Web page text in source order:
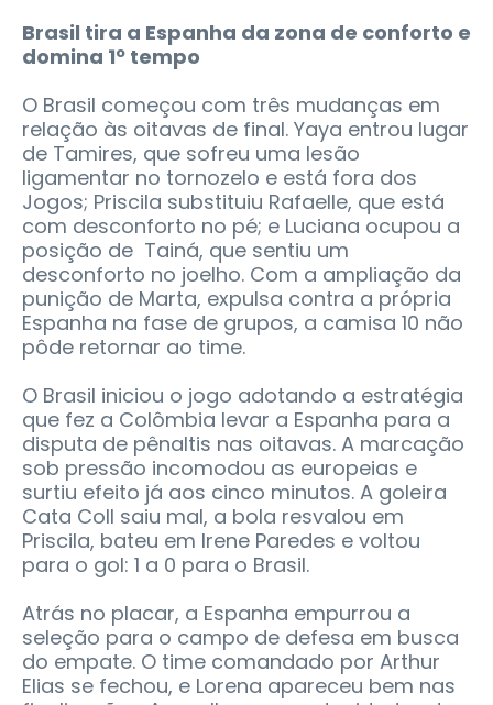
Brasil tira a Espanha da zona de conforto e
domina 1º tempo
O Brasil começou com três mudanças em
relação às oitavas de final. Yaya entrou lugar
de Tamires, que sofreu uma lesão
ligamentar no tornozelo e está fora dos
Jogos; Priscila substituiu Rafaelle, que está
com desconforto no pé; e Luciana ocupou a
posição de Tainá, que sentiu um
desconforto no joelho. Com a ampliação da
punição de Marta, expulsa contra a própria
Espanha na fase de grupos, a camisa 10 não
pôde retornar ao time.
O Brasil iniciou o jogo adotando a estratégia
que fez a Colômbia levar a Espanha para a
disputa de pênaltis nas oitavas. A marcação
sob pressão incomodou as europeias e
surtiu efeito já aos cinco minutos. A goleira
Cata Coll saiu mal, a bola resvalou em
Priscila, bateu em Irene Paredes e voltou
para o gol: 1 a 0 para o Brasil.
Atrás no placar, a Espanha empurrou a
seleção para o campo de defesa em busca
do empate. O time comandado por Arthur
Elias se fechou, e Lorena apareceu bem nas